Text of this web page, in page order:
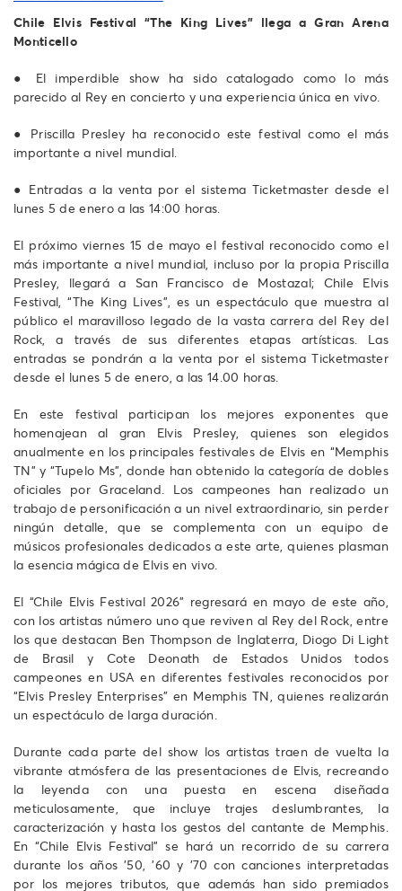
Chile Elvis Festival “The King Lives” llega a Gran Arena
Monticello
● El imperdible show ha sido catalogado como lo más
parecido al Rey en concierto y una experiencia única en vivo.
● Priscilla Presley ha reconocido este festival como el más
importante a nivel mundial.
● Entradas a la venta por el sistema Ticketmaster desde el
lunes 5 de enero a las 14:00 horas.
El próximo viernes 15 de mayo el festival reconocido como el
más importante a nivel mundial, incluso por la propia Priscilla
Presley, llegará a San Francisco de Mostazal; Chile Elvis
Festival, “The King Lives”, es un espectáculo que muestra al
público el maravilloso legado de la vasta carrera del Rey del
Rock, a través de sus diferentes etapas artísticas. Las
entradas se pondrán a la venta por el sistema Ticketmaster
desde el lunes 5 de enero, a las 14.00 horas.
En este festival participan los mejores exponentes que
homenajean al gran Elvis Presley, quienes son elegidos
anualmente en los principales festivales de Elvis en “Memphis
TN” y “Tupelo Ms”, donde han obtenido la categoría de dobles
oficiales por Graceland. Los campeones han realizado un
trabajo de personificación a un nivel extraordinario, sin perder
ningún detalle, que se complementa con un equipo de
músicos profesionales dedicados a este arte, quienes plasman
la esencia mágica de Elvis en vivo.
El “Chile Elvis Festival 2026” regresará en mayo de este año,
con los artistas número uno que reviven al Rey del Rock, entre
los que destacan Ben Thompson de Inglaterra, Diogo Di Light
de Brasil y Cote Deonath de Estados Unidos todos
campeones en USA en diferentes festivales reconocidos por
“Elvis Presley Enterprises” en Memphis TN, quienes realizarán
un espectáculo de larga duración.
Durante cada parte del show los artistas traen de vuelta la
vibrante atmósfera de las presentaciones de Elvis, recreando
la leyenda con una puesta en escena diseñada
meticulosamente, que incluye trajes deslumbrantes, la
caracterización y hasta los gestos del cantante de Memphis.
En “Chile Elvis Festival” se hará un recorrido de su carrera
durante los años ’50, ’60 y ’70 con canciones interpretadas
por los mejores tributos, que además han sido premiados